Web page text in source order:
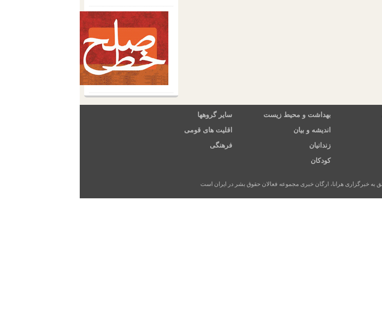
بهداشت و محیط زیست سایر گروهها
اندیشه و بیان اقلیت های قومی
زندانیان فرهنگی
کودکان